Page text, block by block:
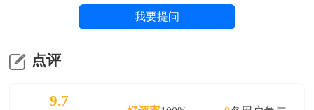
都需要使用抗生素。许多支气管炎是由病毒感染引起
的，此时抗生素无法治疗病毒感染。在这种情况下，医
等，来缓解症状。
维，有助于提供能量和营养。然而，有些人可能对坚果
过敏，或者夏威夷果可能会引起消化不良或过敏反应。
体质来判断是否适合食用，并在食用时注意适量，避免
食用过量。
我要提问
点评
9.7